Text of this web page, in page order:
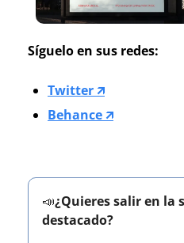
Síguelo en sus redes:
Twitter 🡭
Behance 🡭
📣¿Quieres salir en la
destacado?